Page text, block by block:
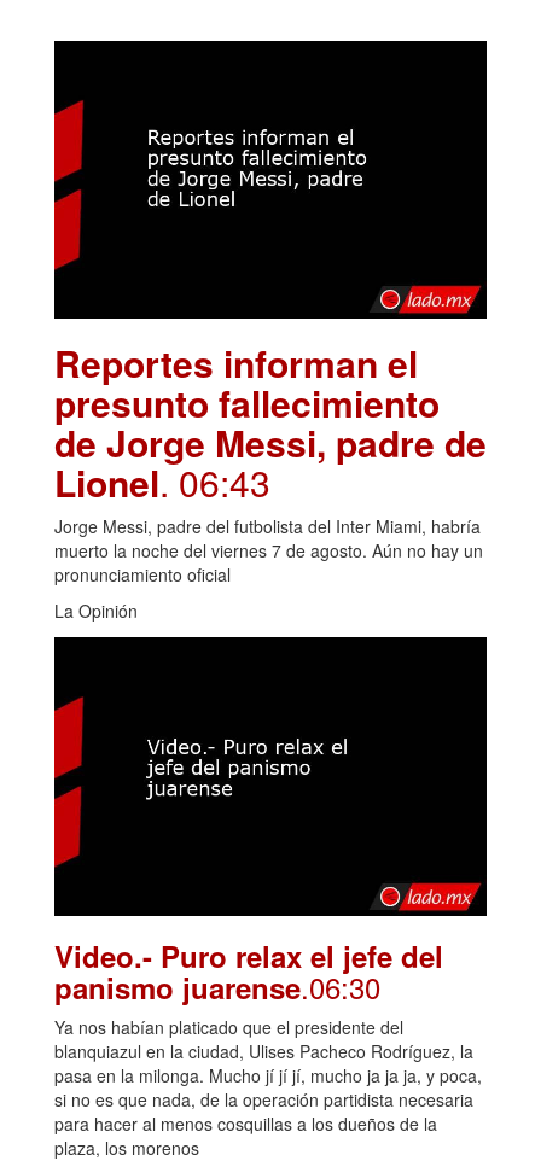
Reportes informan el
presunto fallecimiento
de Jorge Messi, padre de
Lionel. 06:43
Jorge Messi, padre del futbolista del Inter Miami, habría
muerto la noche del viernes 7 de agosto. Aún no hay un
pronunciamiento oficial
La Opinión
Video.- Puro relax el jefe del
panismo juarense.06:30
Ya nos habían platicado que el presidente del
blanquiazul en la ciudad, Ulises Pacheco Rodríguez, la
pasa en la milonga. Mucho jí jí jí, mucho ja ja ja, y poca,
si no es que nada, de la operación partidista necesaria
para hacer al menos cosquillas a los dueños de la
plaza, los morenos